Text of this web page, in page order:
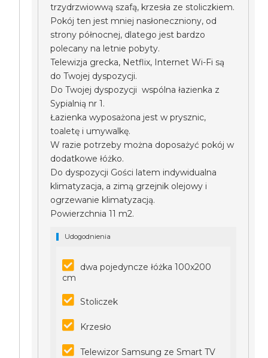
trzydrzwiowwą szafą, krzesła ze stoliczkiem.
Pokój ten jest mniej nasłoneczniony, od
strony północnej, dlatego jest bardzo
polecany na letnie pobyty.
Telewizja grecka, Netflix, Internet Wi-Fi są
do Twojej dyspozycji.
Do Twojej dyspozycji wspólna łazienka z
Sypialnią nr 1.
Łazienka wyposażona jest w prysznic,
toaletę i umywalkę.
W razie potrzeby można doposażyć pokój w
dodatkowe łóżko.
Do dyspozycji Gości latem indywidualna
klimatyzacja, a zimą grzejnik olejowy i
ogrzewanie klimatyzacją.
Powierzchnia 11 m2.
Udogodnienia
dwa pojedyncze łóżka 100x200
cm
Stoliczek
Krzesło
Telewizor Samsung ze Smart TV